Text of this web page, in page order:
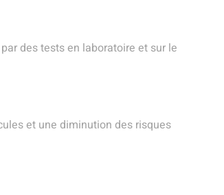
des tests en laboratoire et sur le
et une diminution des risques